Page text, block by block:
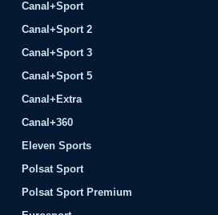
Canal+Sport
Canal+Sport 2
Canal+Sport 3
Canal+Sport 5
Canal+Extra
Canal+360
Eleven Sports
Polsat Sport
Polsat Sport Premium